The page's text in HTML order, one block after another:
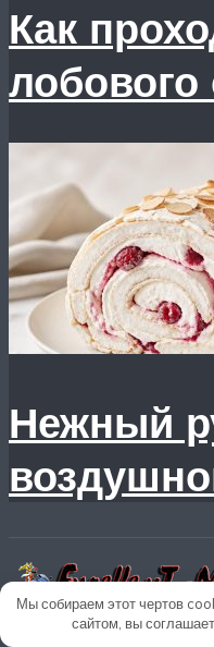
Как
лобового
Нежный
Мы собираем этот чертов
сайтом, вы